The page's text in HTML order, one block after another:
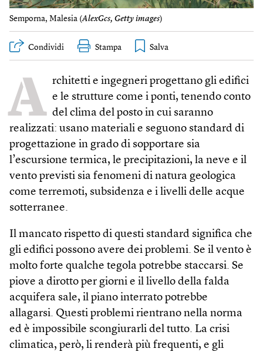
Semporna, Malesia (AlexGcs, Getty images)
Condividi Stampa
A rchitetti e ingegneri progettano gli edifici
e le strutture come i ponti, tenendo conto
del clima del posto in cui saranno
realizzati: usano materiali e seguono standard di
progettazione in grado di sopportare sia
l’escursione termica, le precipitazioni, la neve e il
vento previsti sia fenomeni di natura geologica
come terremoti, subsidenza e i livelli delle acque
sotterranee.
Il mancato rispetto di questi standard significa che
gli edifici possono avere dei problemi. Se il vento è
molto forte qualche tegola potrebbe staccarsi. Se
piove a dirotto per giorni e il livello della falda
acquifera sale, il piano interrato potrebbe
allagarsi. Questi problemi rientrano nella norma
ed è impossibile scongiurarli del tutto. La crisi
climatica, però, li renderà più frequenti, e gli